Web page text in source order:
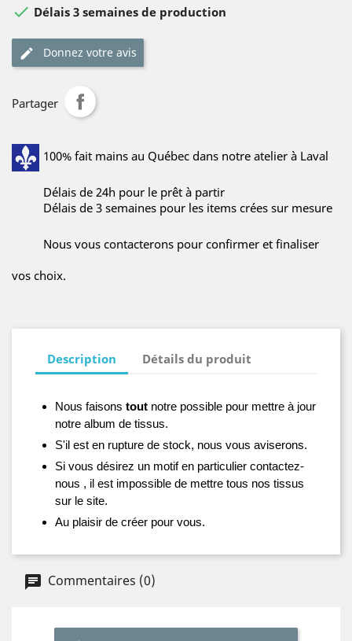
 Délais 3 semaines de production
Donnez votre avis
Partager
100% fait mains au Québec dans notre atelier à Laval
Délais de 24h pour le prêt à partir
Délais de 3 semaines pour les items crées sur mesure
Nous vous contacterons pour confirmer et finaliser
vos choix.
Description Détails du produit
Nous faisons tout notre possible pour mettre à jour
notre album de tissus.
S'il est en rupture de stock, nous vous aviserons.
Si vous désirez un motif en particulier contactez-
nous , il est impossible de mettre tous nos tissus
sur le site.
Au plaisir de créer pour vous.
Commentaires (0)